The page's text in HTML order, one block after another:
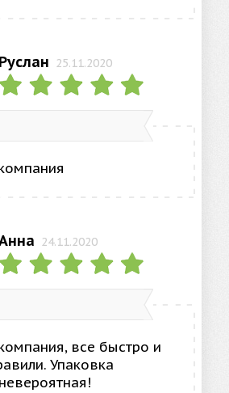
Руслан 25.11.2020
24.11.2020
все быстро и
Упаковка